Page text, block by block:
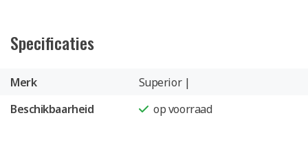
Specificaties
Merk
Superior |
Beschikbaarheid
op voorraad